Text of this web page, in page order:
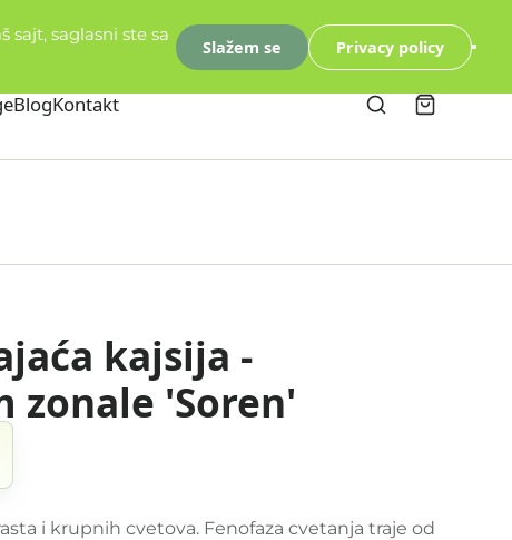
BlogKontakt
kajsija -
zonale 'Soren'
i krupnih cvetova. Fenofaza cvetanja traje od
sajt, saglasni ste sa
Slažem se Privacy policy